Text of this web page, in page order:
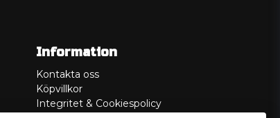
Information
Kontakta oss
Köpvillkor
Integritet & Cookiespolicy